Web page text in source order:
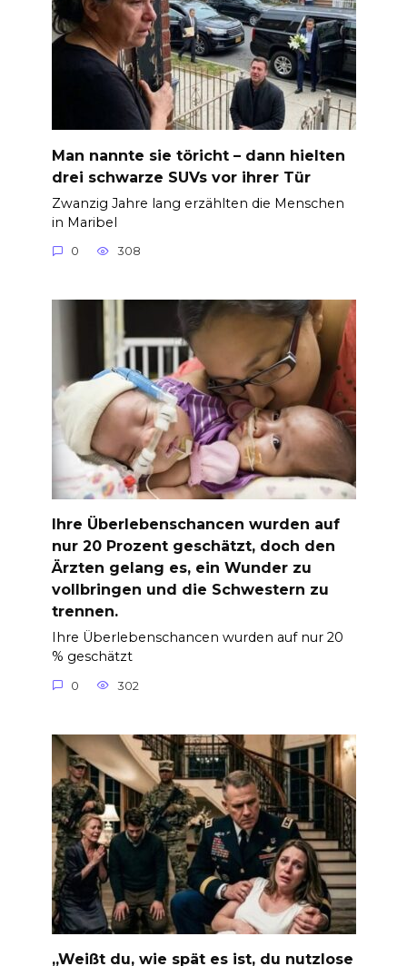
Man nannte sie töricht – dann hielten
drei schwarze SUVs vor ihrer Tür
Zwanzig Jahre lang erzählten die Menschen
in Maribel
0 308
Ihre Überlebenschancen wurden auf
nur 20 Prozent geschätzt, doch den
Ärzten gelang es, ein Wunder zu
vollbringen und die Schwestern zu
trennen.
Ihre Überlebenschancen wurden auf nur 20
% geschätzt
0 302
„Weißt du, wie spät es ist, du nutzlose